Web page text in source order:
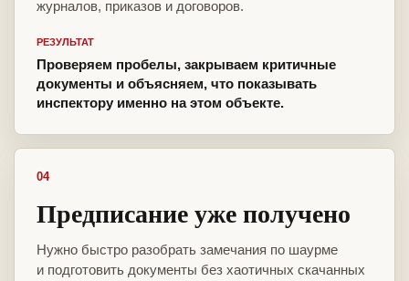
журналов, приказов и договоров.
РЕЗУЛЬТАТ
Проверяем пробелы, закрываем критичные
документы и объясняем, что показывать
инспектору именно на этом объекте.
04
Предписание уже получено
Нужно быстро разобрать замечания по шаурме
и подготовить документы без хаотичных скачанных